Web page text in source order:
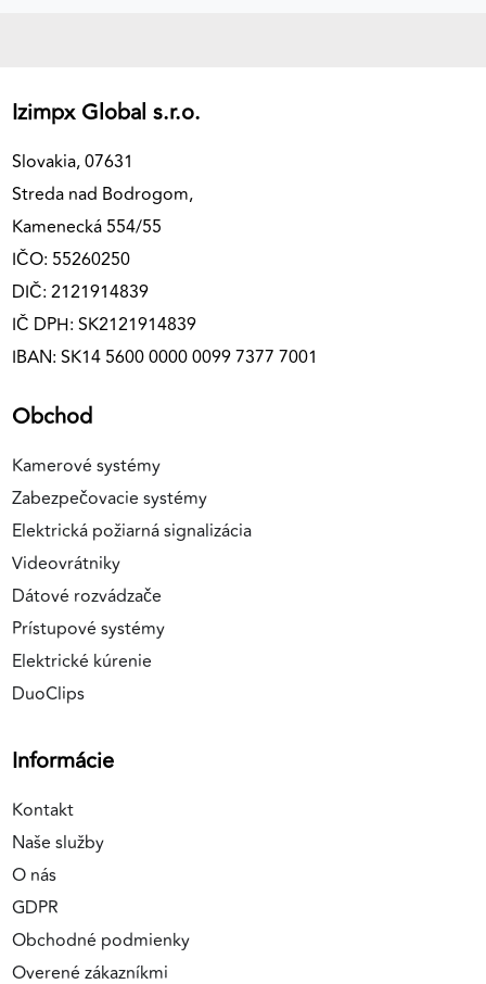
Izimpx Global s.r.o.
Slovakia, 07631
Streda nad Bodrogom,
Kamenecká 554/55
IČO: 55260250
DIČ: 2121914839
IČ DPH: SK2121914839
IBAN: SK14 5600 0000 0099 7377 7001
Obchod
Kamerové systémy
Zabezpečovacie systémy
Elektrická požiarná signalizácia
Videovrátniky
Dátové rozvádzače
Prístupové systémy
Elektrické kúrenie
DuoClips
Informácie
Kontakt
Naše služby
O nás
GDPR
Obchodné podmienky
Overené zákazníkmi